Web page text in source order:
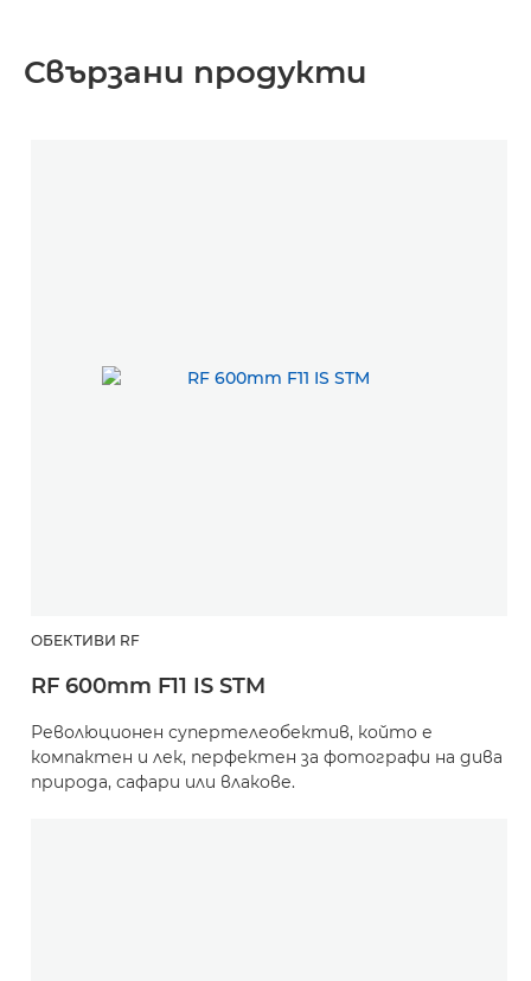
Свързани продукти
ОБЕКТИВИ RF
RF 600mm F11 IS STM
Революционен супертелеобектив, който е
компактен и лек, перфектен за фотографи на дива
природа, сафари или влакове.